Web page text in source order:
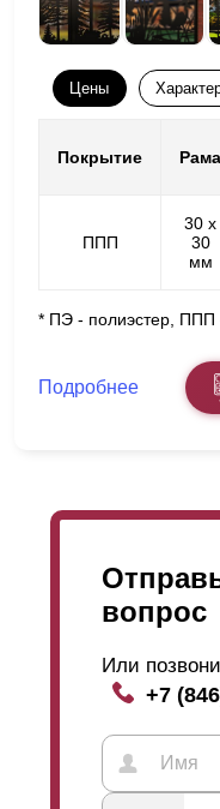
Цены
Покрытие Рама
ППП
30 х
30
мм
* ПЭ - полиэстер, ППП
Подробнее
вопрос
Или
+7